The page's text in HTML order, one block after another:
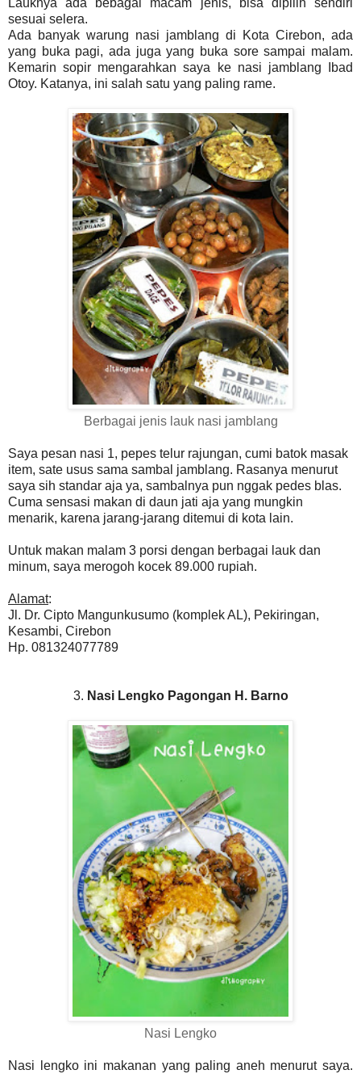
sesuai selera.
Ada banyak warung nasi jamblang di Kota Cirebon, ada
yang buka pagi, ada juga yang buka sore sampai malam.
Kemarin sopir mengarahkan saya ke nasi jamblang Ibad
Otoy. Katanya, ini salah satu yang paling rame.
Berbagai jenis lauk nasi jamblang
Saya pesan nasi 1, pepes telur rajungan, cumi batok masak
item, sate usus sama sambal jamblang. Rasanya menurut
saya sih standar aja ya, sambalnya pun nggak pedes blas.
Cuma sensasi makan di daun jati aja yang mungkin
menarik, karena jarang-jarang ditemui di kota lain.
Untuk makan malam 3 porsi dengan berbagai lauk dan
minum, saya merogoh kocek 89.000 rupiah.
Alamat:
Jl. Dr. Cipto Mangunkusumo (komplek AL), Pekiringan,
Kesambi, Cirebon
Hp. 081324077789
3. Nasi Lengko Pagongan H. Barno
Nasi Lengko
Nasi lengko ini makanan yang paling aneh menurut saya.